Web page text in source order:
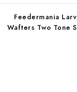
Feedermania
Wafters Two Tone